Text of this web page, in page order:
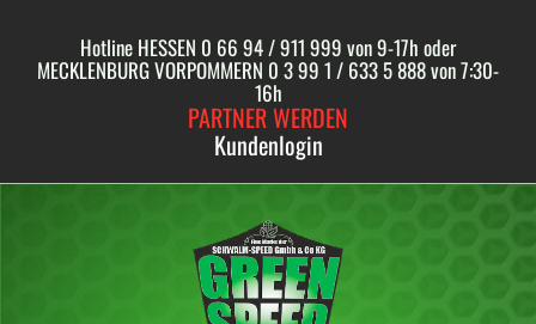
Hotline HESSEN 0 66 94 / 911 999 von 9-17h oder
MECKLENBURG VORPOMMERN 0 3 99 1 / 633 5 888 von 7:30-
16h
PARTNER WERDEN
Kundenlogin